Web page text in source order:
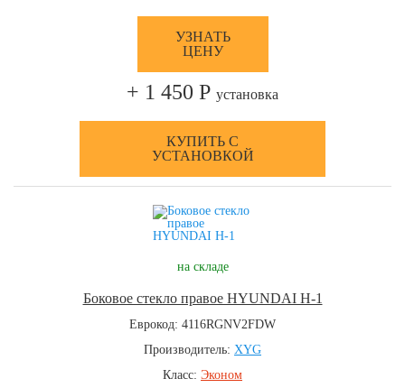
УЗНАТЬ
ЦЕНУ
+ 1 450 Р установка
КУПИТЬ С
УСТАНОВКОЙ
на складе
Боковое стекло правое HYUNDAI H-1
Еврокод: 4116RGNV2FDW
Производитель: XYG
Класс: Эконом